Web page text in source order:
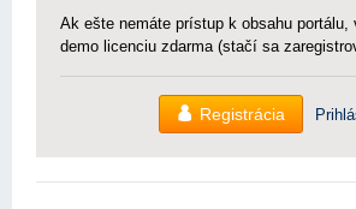
Ak ešte nemáte prístup k obsahu portálu,
demo licenciu zdarma (stačí sa
Registrácia